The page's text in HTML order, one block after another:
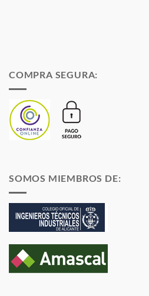
COMPRA SEGURA:
SOMOS MIEMBROS DE: